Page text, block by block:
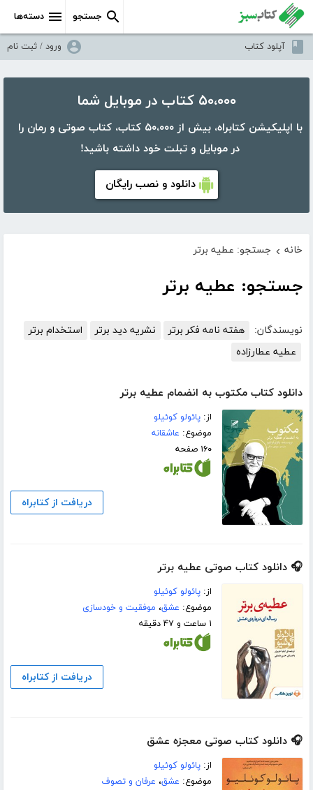
دسته‌ها جستجو
آپلود کتاب ورود / ثبت نام
۵۰،۰۰۰ کتاب در موبایل شما
با اپلیکیشن کتابراه، بیش از ۵۰،۰۰۰ کتاب، کتاب صوتی و رمان را
در موبایل و تبلت خود داشته باشید!
دانلود و نصب رایگان
خانه › جستجو: عطیه برتر
جستجو: عطیه برتر
نویسندگان: هفته نامه فکر برتر نشریه دید برتر
استخدام برتر
عطیه عطارزاده
دانلود کتاب مکتوب به انضمام عطیه برتر
از:پائولو کوئیلو
موضوع: عاشقانه
۱۶۰ صفحه
دریافت از کتابراه
🎧 دانلود کتاب صوتی عطیه برتر
از:پائولو کوئیلو
موضوع: عشق، موفقیت و خودسازی
۱ ساعت و ۴۷ دقیقه
دریافت از کتابراه
🎧 دانلود کتاب صوتی معجزه عشق
از:پائولو کوئیلو
موضوع: عشق، عرفان و تصوف